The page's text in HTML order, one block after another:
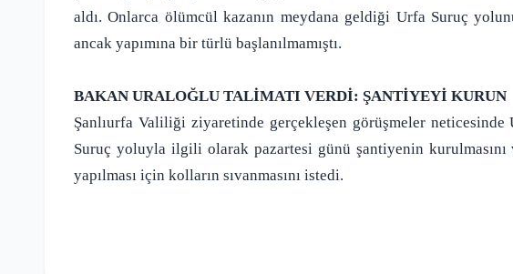
aldı. Onlarca ölümcül kazanın meydana geldiği Urfa Suruç
ancak yapımına bir türlü başlanılmamıştı.
BAKAN URALOĞLU TALİMATI VERDİ: ŞANTİYEYİ KURUN
Şanlıurfa Valiliği ziyaretinde gerçekleşen görüşmeler
Suruç yoluyla ilgili olarak pazartesi günü şantiyenin
yapılması için kolların sıvanmasını istedi.